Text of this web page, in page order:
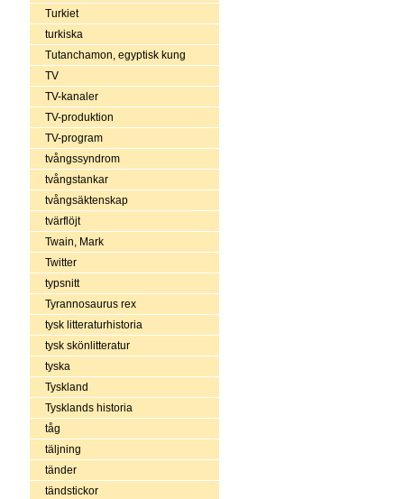
Turkiet
turkiska
Tutanchamon, egyptisk kung
TV
TV-kanaler
TV-produktion
TV-program
tvångssyndrom
tvångstankar
tvångsäktenskap
tvärflöjt
Twain, Mark
Twitter
typsnitt
Tyrannosaurus rex
tysk litteraturhistoria
tysk skönlitteratur
tyska
Tyskland
Tysklands historia
tåg
täljning
tänder
tändstickor